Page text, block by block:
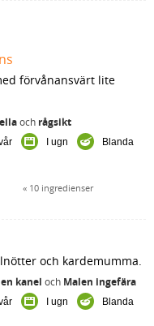
förvånansvärt lite
och rågsikt
I ugn
Blanda
10 ingredienser
och kardemumma.
kanel och Malen ingefära
I ugn
Blanda